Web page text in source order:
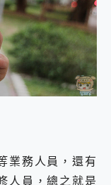
業務人員，還有
人員，總之就是